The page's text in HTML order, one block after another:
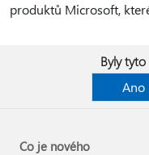
produktů Microsoft,
Byly
Ano
Co je nového